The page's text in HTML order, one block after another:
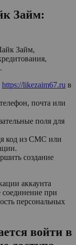
Займ:
Займ,
https://likezaim67.ru в
почта или
поля для
код из СМС или
создание
аккаунта
при
персональных
войти в